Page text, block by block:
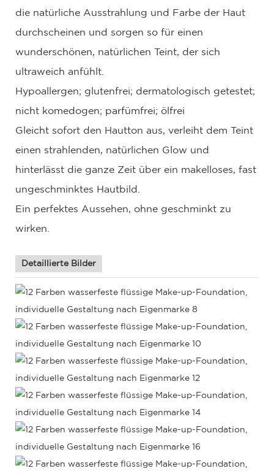
die natürliche Ausstrahlung und Farbe der Haut
durchscheinen und sorgen so für einen
wunderschönen, natürlichen Teint, der sich
ultraweich anfühlt.
Hypoallergen; glutenfrei; dermatologisch getestet;
nicht komedogen; parfümfrei; ölfrei
Gleicht sofort den Hautton aus, verleiht dem Teint
einen strahlenden, natürlichen Glow und
hinterlässt die ganze Zeit über ein makelloses, fast
ungeschminktes Hautbild.
Ein perfektes Aussehen, ohne geschminkt zu
wirken.
Detaillierte Bilder